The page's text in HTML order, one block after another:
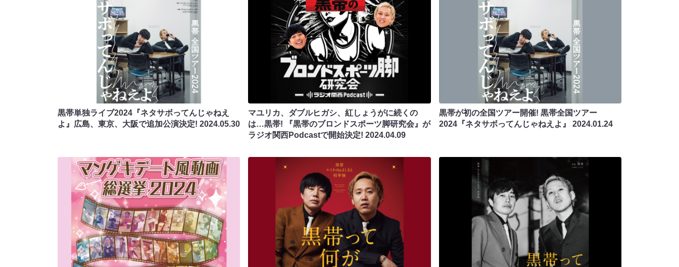
黒帯単独ライブ2024『ネタサボってんじゃねえ
よ』広島、東京、大阪で追加公演決定! 2024.05.30
マユリカ、ダブルヒガシ、紅しょうがに続くの
は…黒帯! 『黒帯のブロンドスポーツ脚研究会』が
ラジオ関西Podcastで開始決定!2024.04.09
黒帯が初の全国ツアー開催! 黒帯全国ツアー
2024『ネタサボってんじゃねえよ』 2024.01.24